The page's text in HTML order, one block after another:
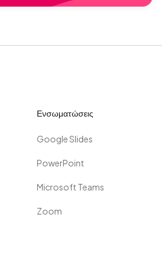
Ενσωματώσεις
Google Slides
PowerPoint
Microsoft Teams
Zoom